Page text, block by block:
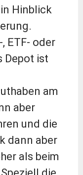
Hinblick
ETF- oder
Depot ist
am
aber
und die
dann aber
als beim